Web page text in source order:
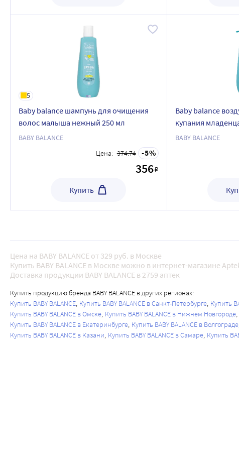
5
Baby balance шампунь для очищения
волос малыша нежный 250 мл
BABY BALANCE
Цена: 374.74 5
356₽
Купить
Baby balance
купания
BABY BALANCE
Цена на BABY BALANCE от 329 руб. в Москве
Купить BABY BALANCE в Москве можно в интернет-магазине
Доставка продукции BABY BALANCE в 2759 аптек
Купить продукцию бренда BABY BALANCE в других регионах:
Купить BABY BALANCE Купить BABY BALANCE в Санкт-Петербурге Купить
Купить BABY BALANCE в Омске Купить BABY BALANCE в Нижнем Новгороде
Купить BABY BALANCE в Екатеринбурге Купить BABY BALANCE в Волгограде
Купить BABY BALANCE в Казани Купить BABY BALANCE в Самаре Купить